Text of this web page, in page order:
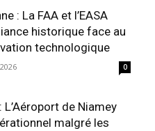
: La FAA et l’EASA
historique face au
technologique
0
de Niamey
malgré les